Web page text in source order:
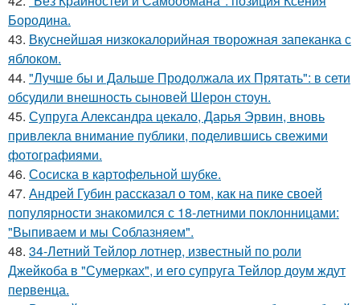
Бородина.
43. Вкуснейшая низкокалорийная творожная запеканка с
яблоком.
44. "Лучше бы и Дальше Продолжала их Прятать": в сети
обсудили внешность сыновей Шерон стоун.
45. Супруга Александра цекало, Дарья Эрвин, вновь
привлекла внимание публики, поделившись свежими
фотографиями.
46. Сосиска в картофельной шубке.
47. Андрей Губин рассказал о том, как на пике своей
популярности знакомился с 18-летними поклонницами:
"Выпиваем и мы Соблазняем".
48. 34-Летний Тейлор лотнер, известный по роли
Джейкоба в "Сумерках", и его супруга Тейлор доум ждут
первенца.